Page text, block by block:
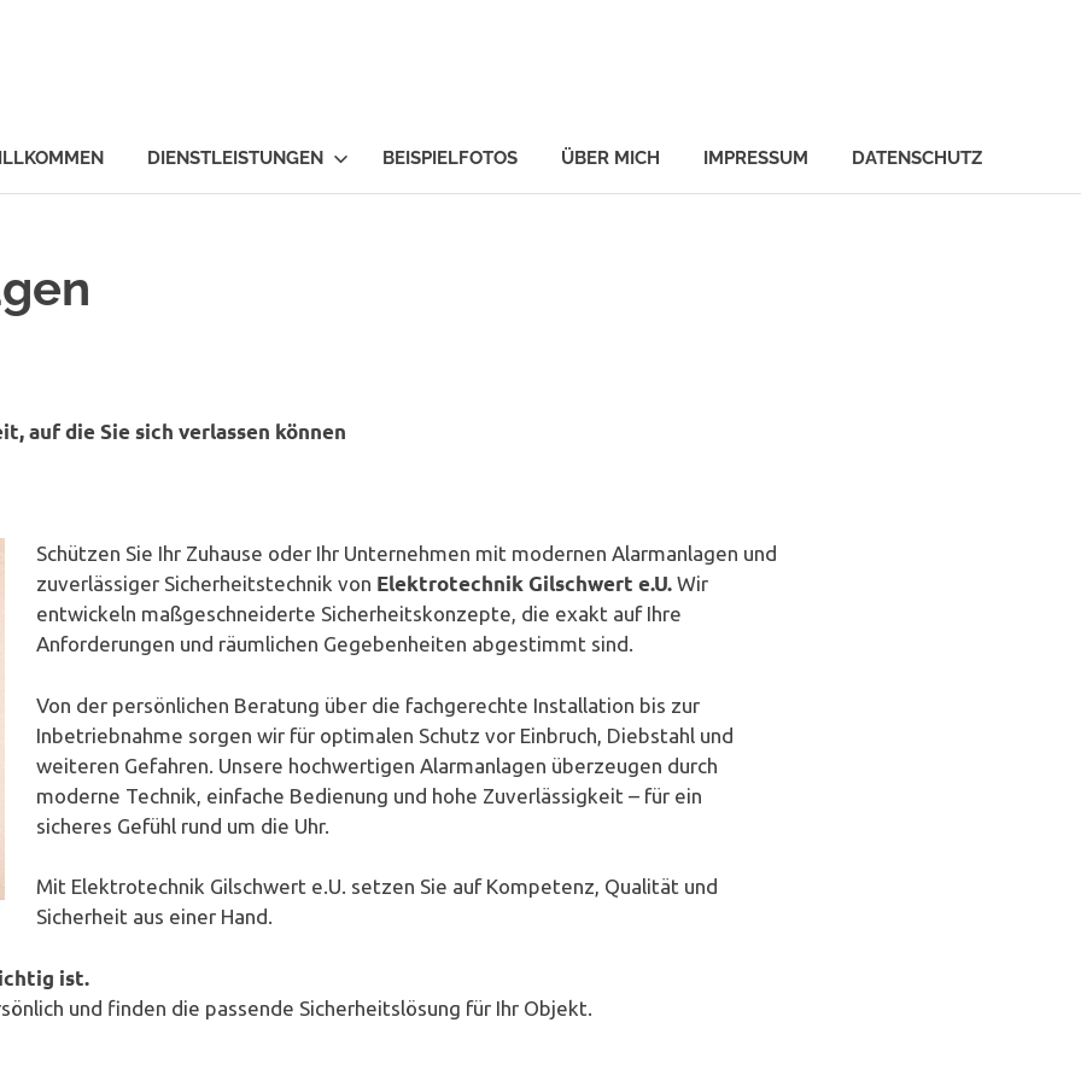
DIENSTLEISTUNGEN BEISPIELFOTOS ÜBER MICH IMPRESSUM DATENSCHUTZ
auf die Sie sich verlassen können
Schützen Sie Ihr Zuhause oder Ihr Unternehmen mit modernen Alarmanlagen und
zuverlässiger Sicherheitstechnik von Elektrotechnik Gilschwert e.U.Wir
entwickeln maßgeschneiderte Sicherheitskonzepte, die exakt auf Ihre
Anforderungen und räumlichen Gegebenheiten abgestimmt sind.
Von der persönlichen Beratung über die fachgerechte Installation bis zur
Inbetriebnahme sorgen wir für optimalen Schutz vor Einbruch, Diebstahl und
weiteren Gefahren. Unsere hochwertigen Alarmanlagen überzeugen durch
moderne Technik, einfache Bedienung und hohe Zuverlässigkeit – für ein
sicheres Gefühl rund um die Uhr.
Mit Elektrotechnik Gilschwert e.U. setzen Sie auf Kompetenz, Qualität und
Sicherheit aus einer Hand.
ist.
und finden die passende Sicherheitslösung für Ihr Objekt.